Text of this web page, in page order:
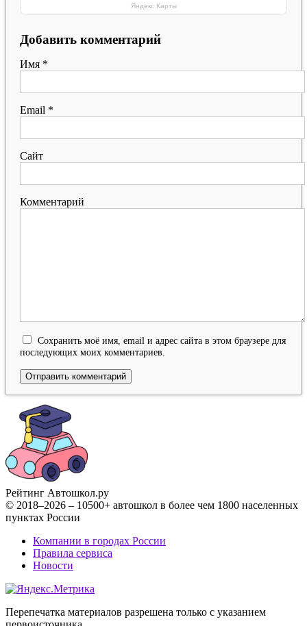
Яндекс Карты
Добавить комментарий
Имя *
Email *
Сайт
Комментарий
Сохранить моё имя, email и адрес сайта в этом браузере для
последующих моих комментариев.
Рейтинг Автошкол.ру
© 2018–2026 – 10500+ автошкол в более чем 1800 населенных
пунктах России
Компании в городах России
Правила сервиса
Новости
Перепечатка материалов разрешена только с указанием